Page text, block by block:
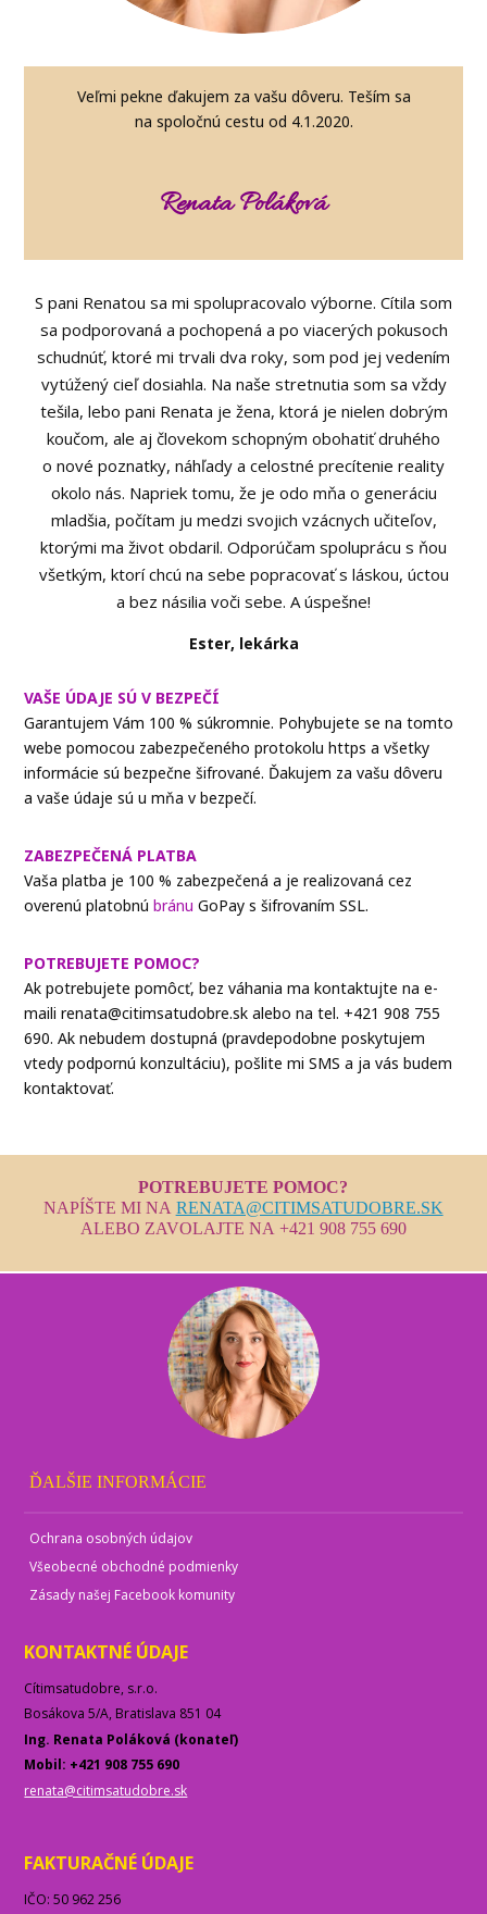
Veľmi pekne ďakujem za vašu dôveru. Teším sa
na spoločnú cestu od 4.1.2020.
Renata Poláková
S pani Renatou sa mi spolupracovalo výborne. Cítila som
sa podporovaná a pochopená a po viacerých pokusoch
schudnúť, ktoré mi trvali dva roky, som pod jej vedením
vytúžený cieľ dosiahla. Na naše stretnutia som sa vždy
tešila, lebo pani Renata je žena, ktorá je nielen dobrým
koučom, ale aj človekom schopným obohatiť druhého
o nové poznatky, náhľady a celostné precítenie reality
okolo nás. Napriek tomu, že je odo mňa o generáciu
mladšia, počítam ju medzi svojich vzácnych učiteľov,
ktorými ma život obdaril. Odporúčam spoluprácu s ňou
všetkým, ktorí chcú na sebe popracovať s láskou, úctou
a bez násilia voči sebe. A úspešne!
Ester, lekárka
VAŠE ÚDAJE SÚ V BEZPEČÍ
Garantujem Vám 100 % súkromnie. Pohybujete se na tomto
webe pomocou zabezpečeného protokolu https a všetky
informácie sú bezpečne šifrované. Ďakujem za vašu dôveru
a vaše údaje sú u mňa v bezpečí.
ZABEZPEČENÁ PLATBA
Vaša platba je 100 % zabezpečená a je realizovaná cez
overenú platobnúbránu GoPay s šifrovaním SSL.
POTREBUJETE POMOC?
Ak potrebujete pomôcť, bez váhania ma kontaktujte na e-
maili renata@citimsatudobre.sk alebo na tel. +421 908 755
690. Ak nebudem dostupná (pravdepodobne poskytujem
vtedy podpornú konzultáciu), pošlite mi SMS a ja vás budem
kontaktovať.
POTREBUJETE POMOC?
NAPÍŠTE MI NA RENATA@CITIMSATUDOBRE.SK
ALEBO ZAVOLAJTE NA +421 908 755 690
ĎALŠIE INFORMÁCIE
Ochrana osobných údajov
Všeobecné obchodné podmienky
Zásady našej Facebook komunity
KONTAKTNÉ ÚDAJE
Cítimsatudobre, s.r.o.
Bosákova 5/A, Bratislava 851 04
Ing. Renata Poláková (konateľ)
Mobil: +421 908 755 690
renata@citimsatudobre.sk
FAKTURAČNÉ ÚDAJE
IČO: 50 962 256